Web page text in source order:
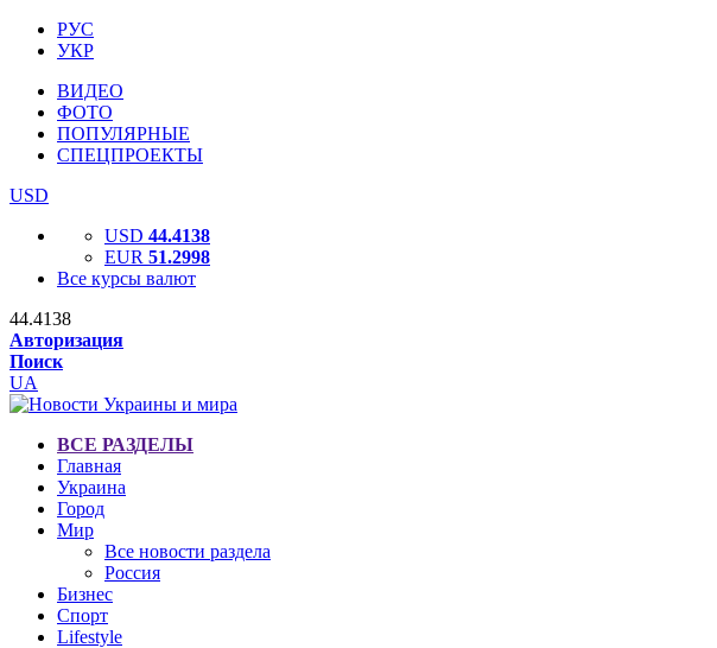
РУС
УКР
ВИДЕО
ФОТО
ПОПУЛЯРНЫЕ
СПЕЦПРОЕКТЫ
USD
USD 44.4138
EUR 51.2998
Все курсы валют
44.4138
Авторизация
Поиск
UA
ВСЕ РАЗДЕЛЫ
Главная
Украина
Город
Мир
Все новости раздела
Россия
Бизнес
Спорт
Lifestyle